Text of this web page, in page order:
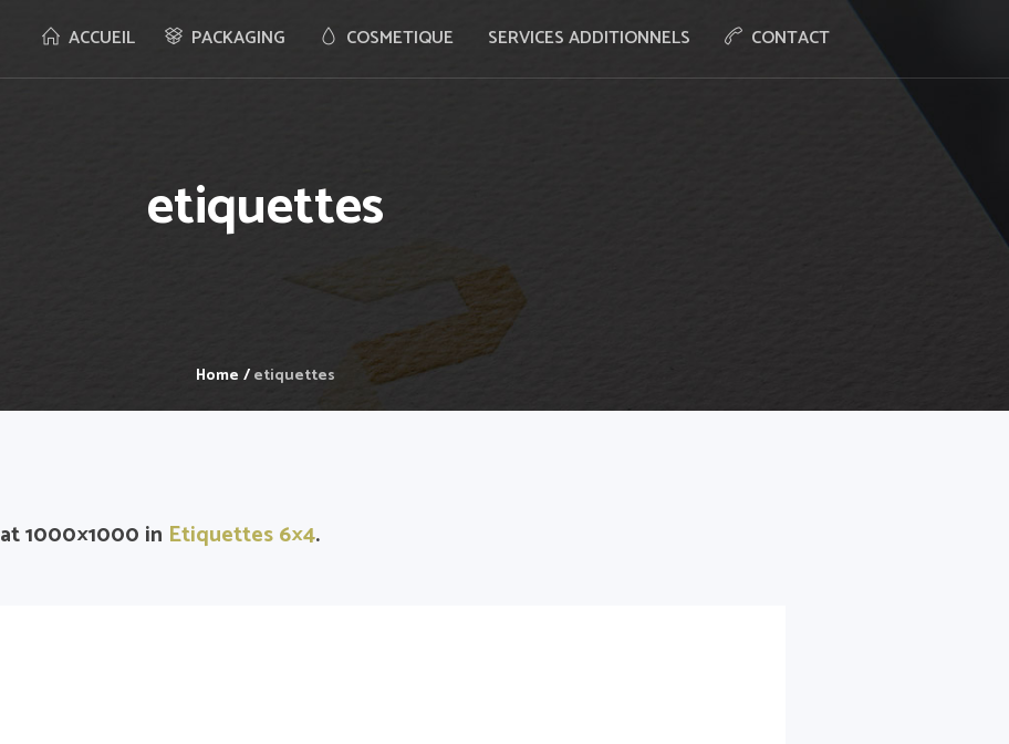
ACCUEIL PACKAGING COSMETIQUE SERVICES ADDITIONNELS CONTACT
etiquettes
Home /etiquettes
at 1000×1000 in Etiquettes 6×4.